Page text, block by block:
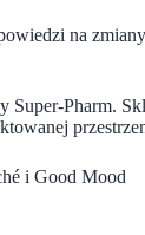
na
Super-Pharm.
i Good Mood